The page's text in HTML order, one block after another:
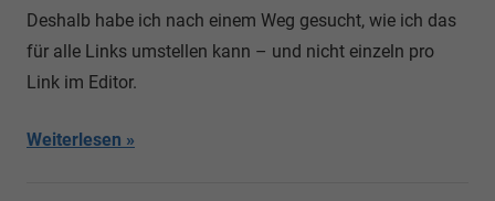
Deshalb habe ich nach einem Weg gesucht, wie ich das
für alle Links umstellen kann – und nicht einzeln pro
Link im Editor.
Weiterlesen